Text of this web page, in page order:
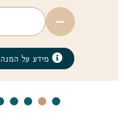
מידע על המנה